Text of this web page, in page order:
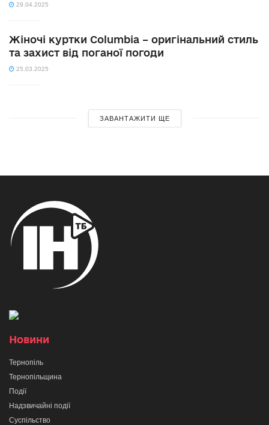
29.04.2025
Жіночі куртки Columbia – оригінальний стиль
та захист від поганої погоди
25.03.2025
ЗАВАНТАЖИТИ ЩЕ
Новини
Тернопіль
Тернопільщина
Події
Надзвичайні події
Суспільство